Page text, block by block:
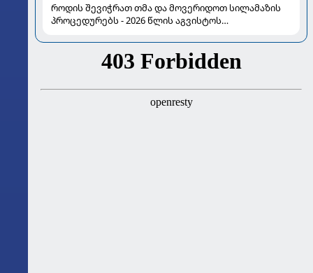
როდის შევიჭრათ თმა და მოვერიდოთ სილამაზის
პროცედურებს - 2026 წლის აგვისტოს